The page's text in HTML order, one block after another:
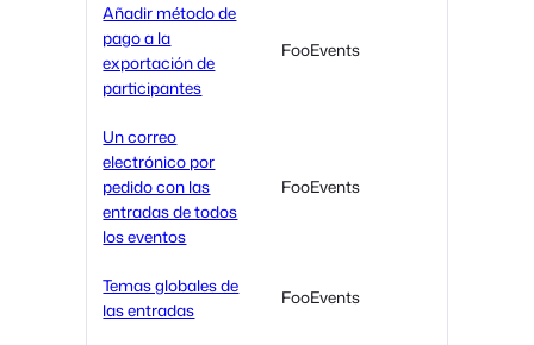
Añadir método de
pago a la
exportación de
participantes
FooEvents
Un correo
electrónico por
pedido con las
entradas de todos
los eventos
FooEvents
Temas globales de
las entradas
FooEvents